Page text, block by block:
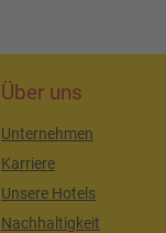
Über uns
Unternehmen
Karriere
Unsere Hotels
Nachhaltigkeit